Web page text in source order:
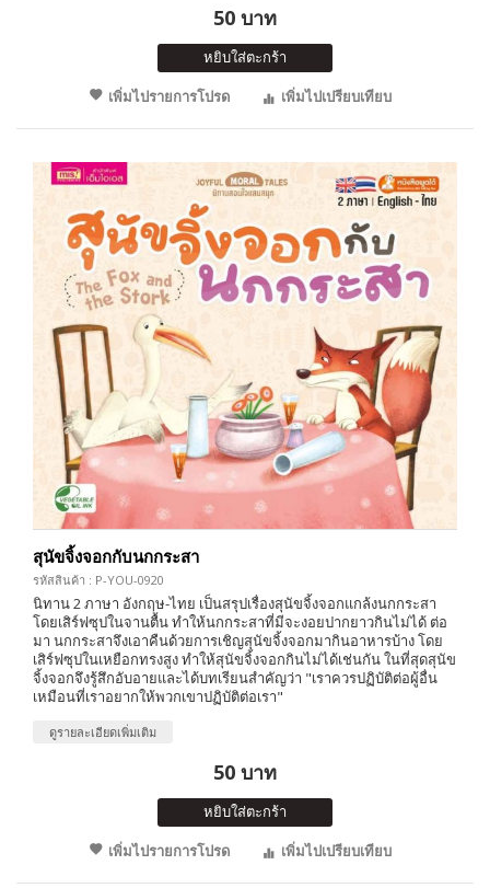
50 บาท
หยิบใส่ตะกร้า
เพิ่มไปรายการโปรด
เพิ่มไปเปรียบเทียบ
สุนัขจิ้งจอกกับนกกระสา
รหัสสินค้า : P-YOU-0920
นิทาน 2 ภาษา อังกฤษ-ไทย เป็นสรุปเรื่องสุนัขจิ้งจอกแกล้งนกกระสา
โดยเสิร์ฟซุปในจานตื้น ทำให้นกกระสาที่มีจะงอยปากยาวกินไม่ได้ ต่อ
มา นกกระสาจึงเอาคืนด้วยการเชิญสุนัขจิ้งจอกมากินอาหารบ้าง โดย
เสิร์ฟซุปในเหยือกทรงสูง ทำให้สุนัขจิ้งจอกกินไม่ได้เช่นกัน ในที่สุดสุนัข
จิ้งจอกจึงรู้สึกอับอายและได้บทเรียนสำคัญว่า "เราควรปฏิบัติต่อผู้อื่น
เหมือนที่เราอยากให้พวกเขาปฏิบัติต่อเรา"
ดูรายละเอียดเพิ่มเติม
50 บาท
หยิบใส่ตะกร้า
เพิ่มไปรายการโปรด
เพิ่มไปเปรียบเทียบ